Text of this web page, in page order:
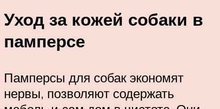
Уход за кожей собаки в
памперсе
Памперсы для собак экономят
нервы, позволяют содержать